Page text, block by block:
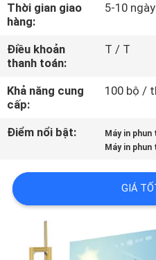
MÁY
KIỂM
SOÁT
CHẤT
LƯỢNG
LIÊN
HỆ
CHÚNG
TÔI
Thời gian giao
hàng:
5-10
Điều khoản
thanh toán:
T / T
Khả năng cung
cấp:
100 bộ /
Điểm nổi bật: Máy in
Máy in
GIÁ